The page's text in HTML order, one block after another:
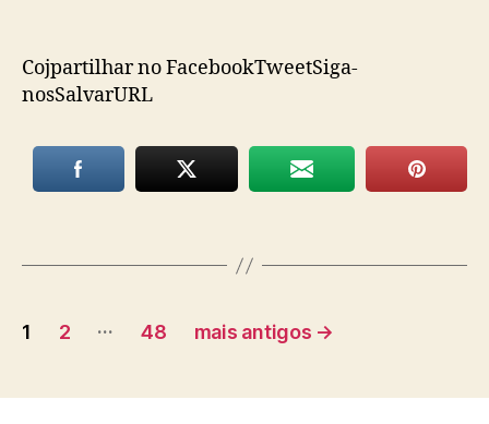
Cojpartilhar no FacebookTweetSiga-
nosSalvarURL
Paginação
posts
1 2 … 48 mais antigos →